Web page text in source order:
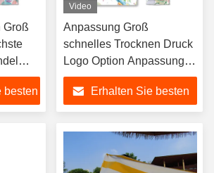
Groß
besten
Video
Anpassung Groß
schnelles Trocknen Druck
Logo Option Anpassung
Strandhandtuch
Erhalten Sie besten